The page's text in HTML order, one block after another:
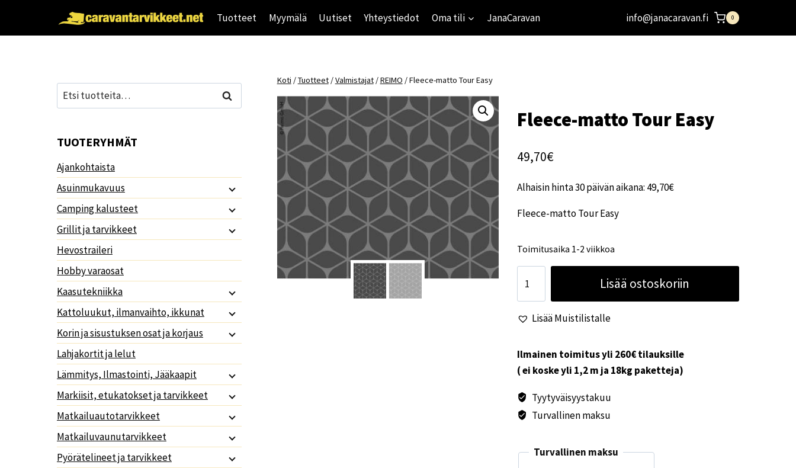
Tuotteet Myymälä Uutiset Yhteystiedot Oma tili JanaCaravan info@janacaravan.fi 0
Koti /Tuotteet /Valmistajat /REIMO /Fleece-matto Tour Easy
Fleece-matto Tour Easy
49,70€
Alhaisin hinta 30 päivän aikana: 49,70€
Fleece-matto Tour Easy
Toimitusaika 1-2 viikkoa
matto
Tour
Easy
Lisää ostoskoriin
Lisää Muistilistalle
Ilmainen toimitus yli 260€ tilauksille
( ei koske yli 1,2 m ja 18kg paketteja)
Tyytyväisyystakuu
Turvallinen maksu
Turvallinen maksu
Etsi: Haku
TUOTERYHMÄT
Ajankohtaista
Asuinmukavuus
Camping kalusteet
Grillit ja tarvikkeet
Hevostraileri
Hobby varaosat
Kaasutekniikka
Kattoluukut, ilmanvaihto, ikkunat
Korin ja sisustuksen osat ja korjaus
Lahjakortit ja lelut
Lämmitys, Ilmastointi, Jääkaapit
Markiisit, etukatokset ja tarvikkeet
Matkailuautotarvikkeet
Matkailuvaunutarvikkeet
Pyörätelineet ja tarvikkeet